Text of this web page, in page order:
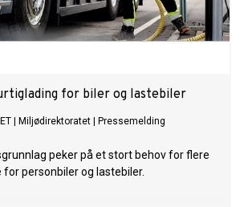
for biler og lastebiler
Miljødirektoratet Pressemelding
peker på et stort behov for flere
for personbiler og lastebiler.